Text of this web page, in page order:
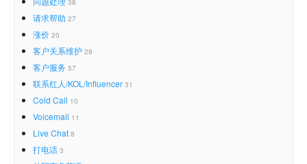
38
请求帮助 27
涨价 20
客户关系维护 29
客户服务 57
联系红人/KOL/Influencer 31
Cold Call 10
Voicemail 11
Live Chat 8
打电话 3